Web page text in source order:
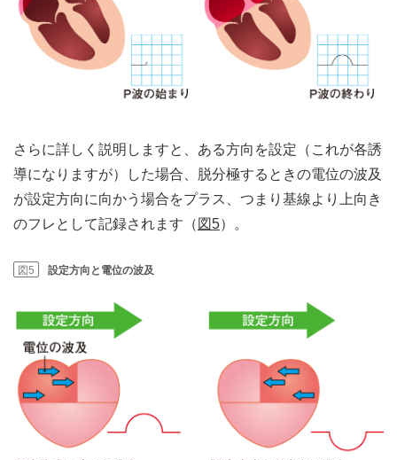
さらに詳しく説明しますと、ある方向を設定（これが各誘
導になりますが）した場合、脱分極するときの電位の波及
が設定方向に向かう場合をプラス、つまり基線より上向き
のフレとして記録されます（ 図5）。
図5 設定方向と電位の波及